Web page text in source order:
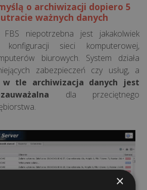
o archiwizacji dopiero 5
ważnych danych
niepotrzebna jest jakakolwiek
konfiguracji sieci komputerowej,
biurowych. System działa
zabezpieczeń czy usług, a
w tle archiwizacja danych jest
dla przeciętnego
×